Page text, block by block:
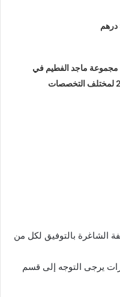
ماجد الفطيم في
الشاغرة بالتوفيق لكل من
يرجى التوجه إلى قسم